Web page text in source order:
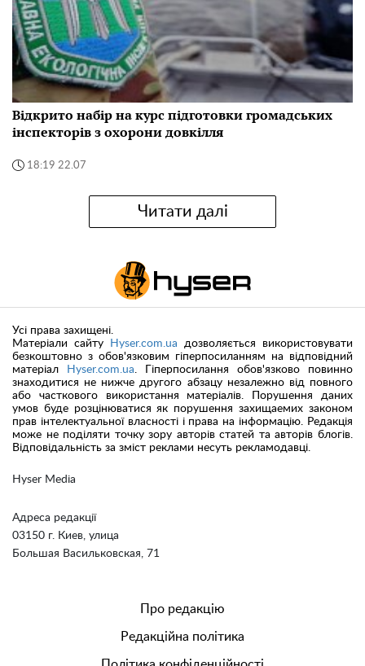
Відкрито набір на курс підготовки громадських
інспекторів з охорони довкілля
18:19 22.07
Читати далі
Hyser Media
Адреса редакції
03150 г. Киев, улица
Большая Васильковская, 71
Усі права захищені.
Матеріали сайту
Hyser.com.ua дозволяється використовувати
безкоштовно з обов'язковим гіперпосиланням на відповідний
матеріал
Hyser.com.ua. Гіперпосилання обов'язково повинно
знаходитися не нижче другого абзацу незалежно від повного
або часткового використання матеріалів. Порушення даних
умов буде розцінюватися як порушення захищаемих законом
прав інтелектуальної власності і права на інформацію. Редакція
може не поділяти точку зору авторів статей та авторів блогів.
Відповідальність за зміст реклами несуть рекламодавці.
Про редакцію
Редакційна політика